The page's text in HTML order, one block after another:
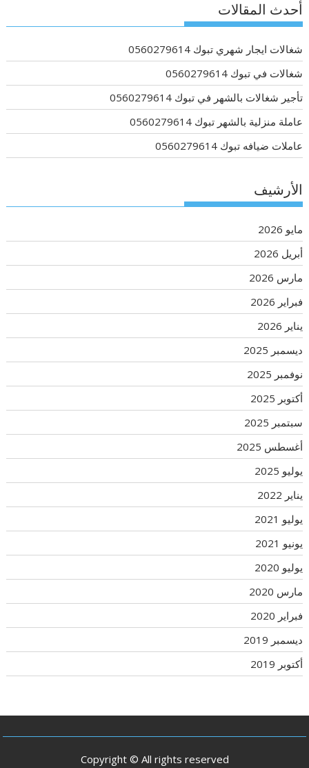
أحدث المقالات
شغالات ايجار شهري تبوك 0560279614
شغالات في تبوك 0560279614
تأجير شغالات بالشهر في تبوك 0560279614
عاملة منزلية بالشهر تبوك 0560279614
عاملات ضيافه تبوك 0560279614
الأرشيف
مايو 2026
أبريل 2026
مارس 2026
فبراير 2026
يناير 2026
ديسمبر 2025
نوفمبر 2025
أكتوبر 2025
سبتمبر 2025
أغسطس 2025
يوليو 2025
يناير 2022
يوليو 2021
يونيو 2021
يوليو 2020
مارس 2020
فبراير 2020
ديسمبر 2019
أكتوبر 2019
Copyright © All rights reserved